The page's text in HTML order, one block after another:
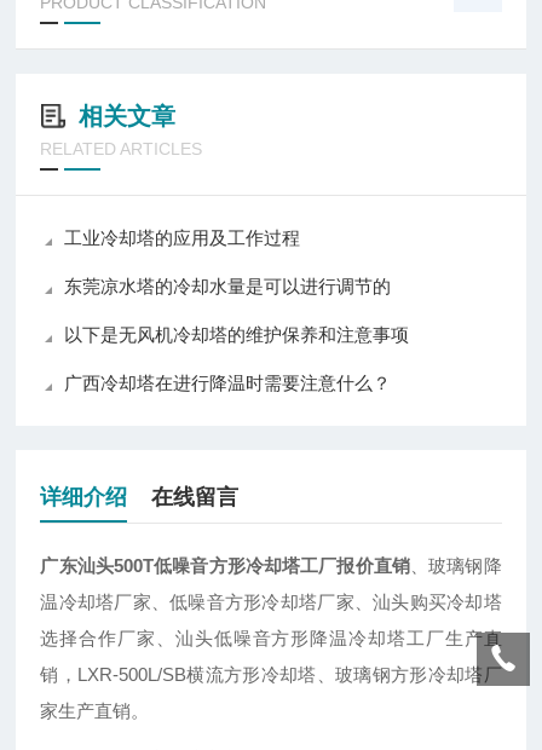
相关文章
RELATED ARTICLES
工业冷却塔的应用及工作过程
东莞凉水塔的冷却水量是可以进行调节的
以下是无风机冷却塔的维护保养和注意事项
广西冷却塔在进行降温时需要注意什么？
详细介绍 在线留言
广东汕头500T低噪音方形冷却塔工厂报价直销 、玻璃钢降
温冷却塔厂家、低噪音方形冷却塔厂家、汕头购买冷却塔
选择合作厂家、汕头低噪音方形降温冷却塔工厂生产直
销，LXR-500L/SB横流方形冷却塔、玻璃钢方形冷却塔厂
家生产直销。